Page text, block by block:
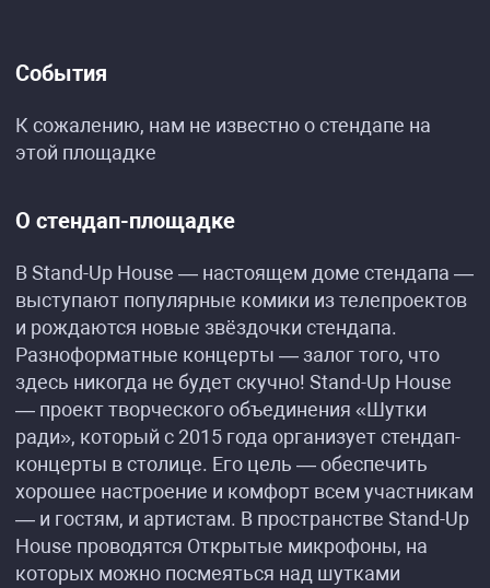
События
К сожалению, нам не известно о стендапе на
этой площадке
О стендап-площадке
В Stand-Up House — настоящем доме стендапа —
выступают популярные комики из телепроектов
и рождаются новые звёздочки стендапа.
Разноформатные концерты — залог того, что
здесь никогда не будет скучно! Stand-Up House
— проект творческого объединения «Шутки
ради», который с 2015 года организует стендап-
концерты в столице. Его цель — обеспечить
хорошее настроение и комфорт всем участникам
— и гостям, и артистам. В пространстве Stand-Up
House проводятся Открытые микрофоны, на
которых можно посмеяться над шутками